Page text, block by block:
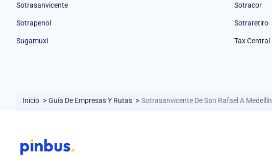
Sotrasanvicente Sotracor
Sotrapenol Sotraretiro
Sugamuxi Tax Central
Inicio > Guía De Empresas Y Rutas > Sotrasanvicente De San Rafael A Medellín